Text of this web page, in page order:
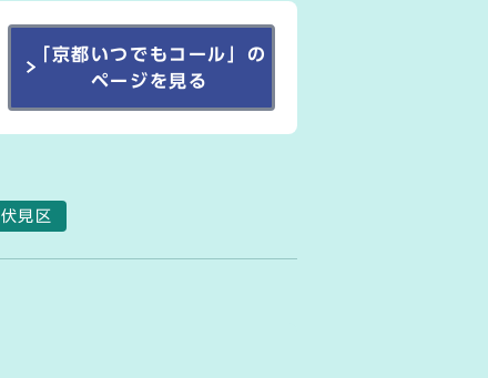
「京都いつでもコール」の
ページを見る
伏見区